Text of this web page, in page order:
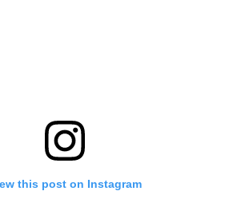
this post on Instagram